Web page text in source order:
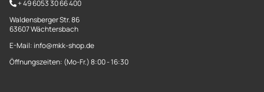
+49 6053 30 66 400
Waldensberger Str. 86
63607 Wächtersbach
E-Mail: info@mkk-shop.de
Öffnungszeiten: (Mo-Fr.) 8:00 - 16:30